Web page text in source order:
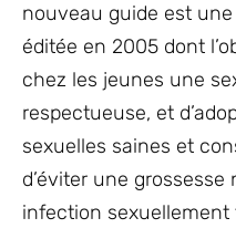
nouveau guide est
éditée en 2005 dont
chez les jeunes une
respectueuse, et
sexuelles saines et
d’éviter une
infection sexuellement